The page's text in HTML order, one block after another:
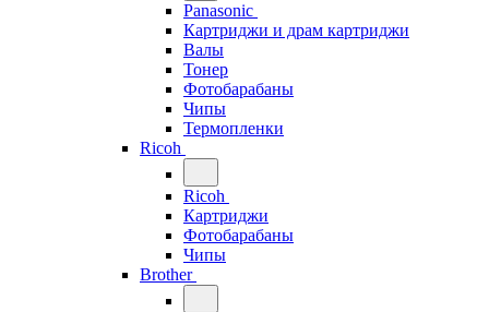
Panasonic
Картриджи и драм картриджи
Валы
Тонер
Фотобарабаны
Чипы
Термопленки
Ricoh
Ricoh
Картриджи
Фотобарабаны
Чипы
Brother